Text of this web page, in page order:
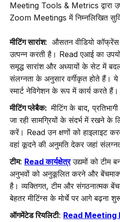
Meeting Tools & Metrics द्वारा
Zoom Meetings में निम्नलिखित
मीटिंग सारांश: औसतन वीडियो कॉफ्रेंस
उत्पन्न करती है। Read एआई का
समृद्ध सारांश और अध्यायों के सेट में
संलग्नता के अनुसार वर्गीकृत होते हैं।
स्मार्ट नेविगेशन के रूप में कार्य करते हैं।
मीटिंग प्लेबैक:मीटिंग के बाद,
जा रही सामग्रियों के संदर्भ में रखने के
करें। Read उन क्षणों को हाइलाइट
वहां कूदने की अनुमति देकर जहां
टीम: Read कार्यक्षेत्रउद्यमों को टीम
अनुभवों को अनुकूलित करने और
है। व्यक्तिगत, टीम और संगठनात्मक
बेहतर मीटिंग्स के मोर्चे पर आगे बढ़ना
ऑगमेंटेड रियलिटी: Read Meeting